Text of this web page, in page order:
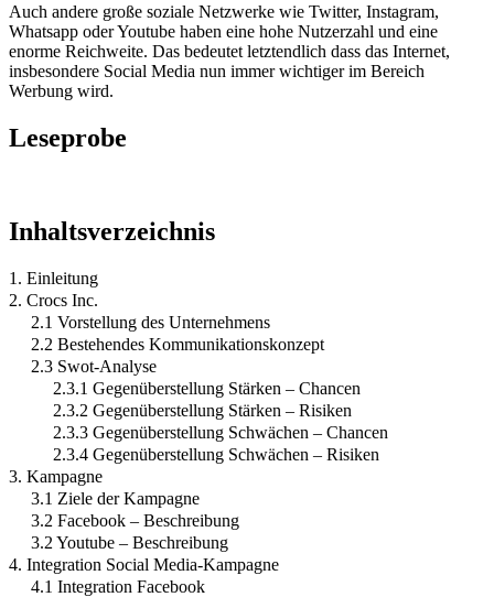
Auch andere große soziale Netzwerke wie Twitter, Instagram,
Whatsapp oder Youtube haben eine hohe Nutzerzahl und eine
enorme Reichweite. Das bedeutet letztendlich dass das Internet,
insbesondere Social Media nun immer wichtiger im Bereich
Werbung wird.
Leseprobe
Inhaltsverzeichnis
1. Einleitung
2. Crocs Inc.
2.1 Vorstellung des Unternehmens
2.2 Bestehendes Kommunikationskonzept
2.3 Swot-Analyse
2.3.1 Gegenüberstellung Stärken – Chancen
2.3.2 Gegenüberstellung Stärken – Risiken
2.3.3 Gegenüberstellung Schwächen – Chancen
2.3.4 Gegenüberstellung Schwächen – Risiken
3. Kampagne
3.1 Ziele der Kampagne
3.2 Facebook – Beschreibung
3.2 Youtube – Beschreibung
4. Integration Social Media-Kampagne
4.1 Integration Facebook